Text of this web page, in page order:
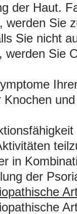
der Haut.
werden Sie
Sie nicht
werden Sie
in
der